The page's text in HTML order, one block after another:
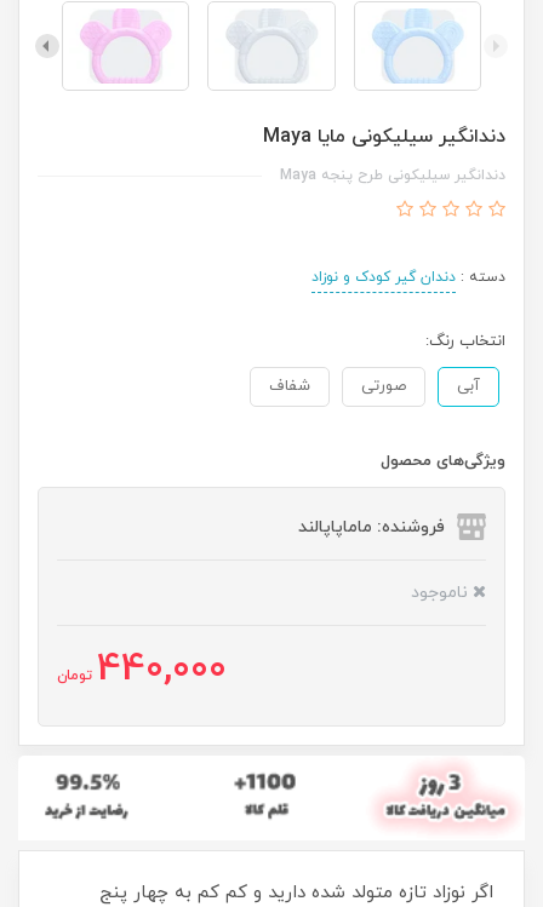
دندانگیر سیلیکونی مایا Maya
دندانگیر سیلیکونی طرح پنجه Maya
دسته : دندان گیر کودک و نوزاد
انتخاب رنگ:
آبی صورتی شفاف
ویژگی‌های محصول
فروشنده: ماماپاپالند
ناموجود
440,000 تومان
اگر نوزاد تازه متولد شده دارید و کم کم به چهار پنج